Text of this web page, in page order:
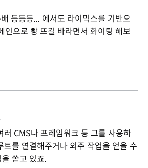
등등등... 에서도 라이믹스를 기반으
인으로 빵 뜨길 바라면서 화이팅 해보
러 CMS나 프레임워크 등 그를 사용하
트를 연결해주거나 외주 작업을 얻을 수
쏟고 있죠.